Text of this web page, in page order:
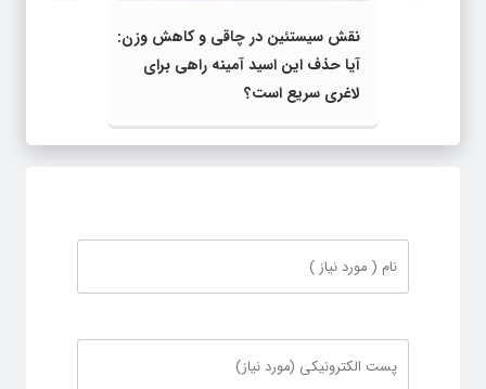
نقش سیستئین در چاقی و کاهش وزن:
آیا حذف این اسید آمینه راهی برای
لاغری سریع است؟